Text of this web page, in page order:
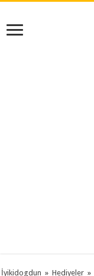
İyikidogdun » Hediyeler »